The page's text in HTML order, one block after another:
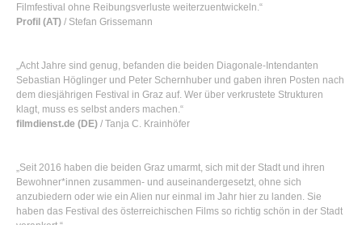
Filmfestival ohne Reibungsverluste weiterzuentwickeln.“
Profil (AT) / Stefan Grissemann
„Acht Jahre sind genug, befanden die beiden Diagonale-Intendanten
Sebastian Höglinger und Peter Schernhuber und gaben ihren Posten nach
dem diesjährigen Festival in Graz auf. Wer über verkrustete Strukturen
klagt, muss es selbst anders machen.“
filmdienst.de (DE) / Tanja C. Krainhöfer
„Seit 2016 haben die beiden Graz umarmt, sich mit der Stadt und ihren
Bewohner*innen zusammen- und auseinandergesetzt, ohne sich
anzubiedern oder wie ein Alien nur einmal im Jahr hier zu landen. Sie
haben das Festival des österreichischen Films so richtig schön in der Stadt